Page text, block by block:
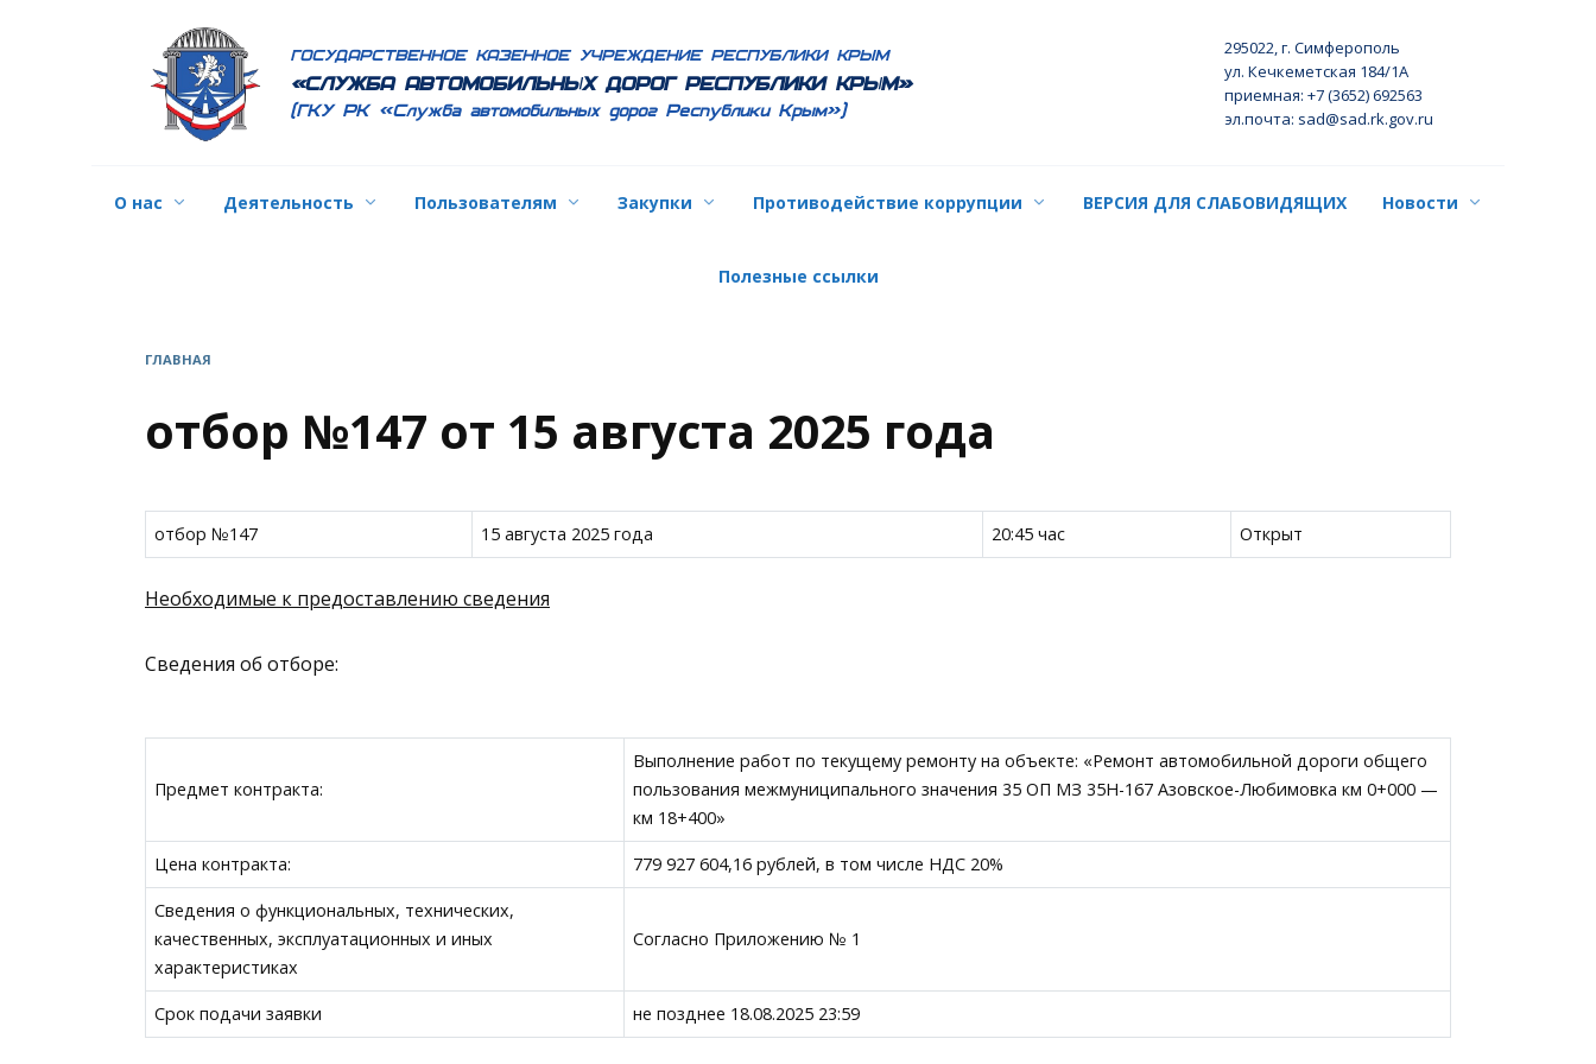
ГОСУДАРСТВЕННОЕ КАЗЕННОЕ УЧРЕЖДЕНИЕ РЕСПУБЛИКИ КРЫМ
«СЛУЖБА АВТОМОБИЛЬНЫХ ДОРОГ РЕСПУБЛИКИ КРЫМ»
(ГКУ РК «Служба автомобильных дорог Республики Крым»)
295022, г. Симферополь
ул. Кечкеметская 184/1А
приемная: +7 (3652) 692563
эл.почта: sad@sad.rk.gov.ru
О нас Деятельность Пользователям Закупки Противодействие коррупции ВЕРСИЯ ДЛЯ СЛАБОВИДЯЩИХ Новости
Полезные ссылки
ГЛАВНАЯ
отбор №147 от 15 августа 2025 года
отбор №147 15 августа 2025 года 20:45 час Открыт
Необходимые к предоставлению сведения
Сведения об отборе:
Предмет контракта:
Выполнение работ по текущему ремонту на объекте: «Ремонт автомобильной дороги общего
пользования межмуниципального значения 35 ОП МЗ 35Н-167 Азовское-Любимовка км 0+000 —
км 18+400»
Цена контракта: 779 927 604,16 рублей, в том числе НДС 20%
Сведения о функциональных, технических,
качественных, эксплуатационных и иных
характеристиках
Согласно Приложению № 1
Срок подачи заявки не позднее 18.08.2025 23:59